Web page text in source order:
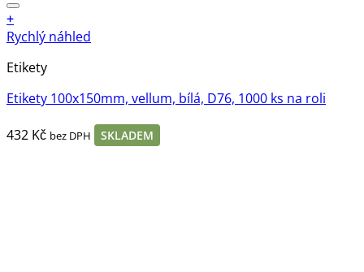
+
Rychlý náhled
Etikety
Etikety 100x150mm, vellum, bílá, D76, 1000 ks na roli
432 Kč bez DPH SKLADEM